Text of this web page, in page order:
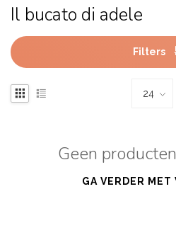
Il bucato di adele
Filters
Geen
GA VERDER MET